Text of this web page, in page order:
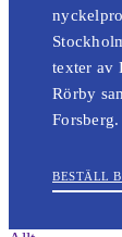
texter av
Rörby
Forsberg.
BESTÄLL